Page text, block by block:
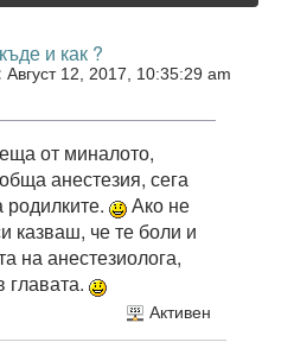
и как ?
Август 12, 2017, 10:35:29 am
от миналото,
анестезия, сега
Ако не
казваш, че те боли и
на анестезиолога,
главата.
Активен